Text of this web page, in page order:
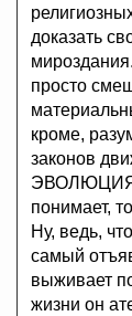
доказать
просто
кроме,
законов
ЭВОЛЮЦИЯ
понимает,
Ну, ведь,
самый
выживает
жизни он